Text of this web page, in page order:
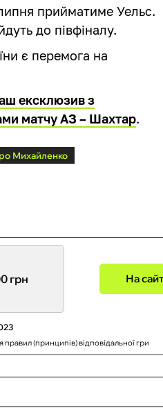
прийматиме Уельс.
до півфіналу.
є перемога на
ексклюзив з
матчу АЗ – Шахтар.
Михайленко
грн На
(принципів) відповідальної гри